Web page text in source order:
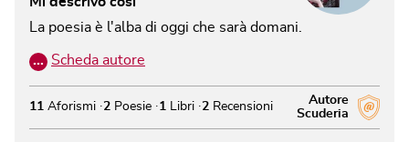
La poesia è l'alba di oggi che sarà domani.
… Scheda autore
Autore
Scuderia
11 Aforismi 2 Poesie 1 Libri 2 Recensioni